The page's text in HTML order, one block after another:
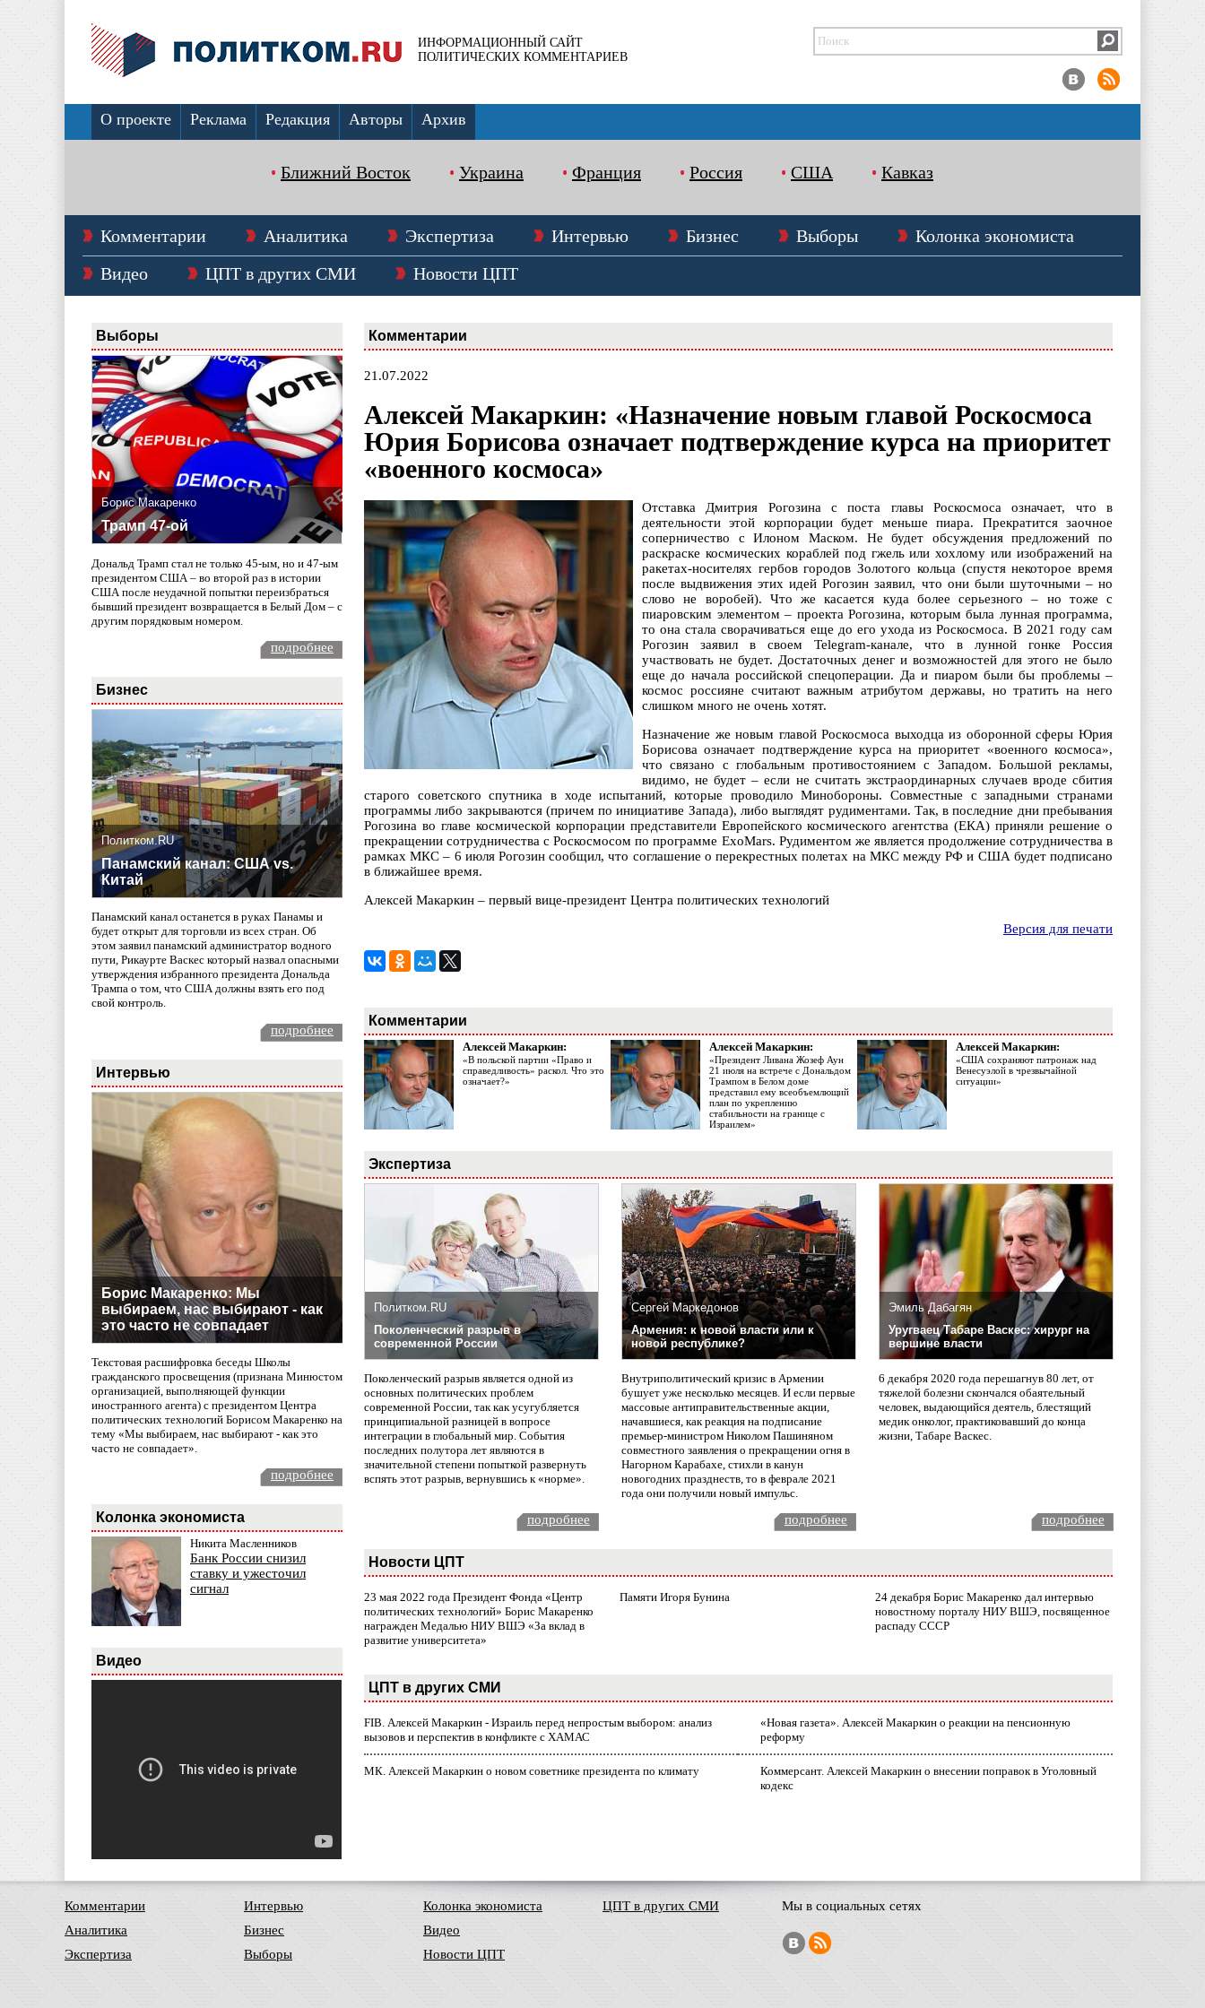
ИНФОРМАЦИОННЫЙ САЙТ
ПОЛИТИЧЕСКИХ КОММЕНТАРИЕВ
О проекте Реклама Редакция Авторы Архив
Ближний Восток Украина Франция Россия США Кавказ
Комментарии Аналитика Экспертиза Интервью Бизнес Выборы
Колонка экономиста
Видео
ЦПТ в других СМИ Новости ЦПТ
Выборы
Борис Макаренко
Трамп 47-ой
Дональд Трамп стал не только 45-ым, но и 47-ым
президентом США – во второй раз в истории
США после неудачной попытки переизбраться
бывший президент возвращается в Белый Дом – с
другим порядковым номером.
подробнее
Бизнес
Политком.RU
Панамский канал: США vs.
Китай
Панамский канал останется в руках Панамы и
будет открыт для торговли из всех стран. Об
этом заявил панамский администратор водного
пути, Рикаурте Васкес который назвал опасными
утверждения избранного президента Дональда
Трампа о том, что США должны взять его под
свой контроль.
подробнее
Интервью
Борис Макаренко: Мы
выбираем, нас выбирают - как
это часто не совпадает
Текстовая расшифровка беседы Школы
гражданского просвещения (признана Минюстом
организацией, выполняющей функции
иностранного агента) с президентом Центра
политических технологий Борисом Макаренко на
тему «Мы выбираем, нас выбирают - как это
часто не совпадает».
подробнее
Колонка экономиста
Никита Масленников
Банк России снизил
ставку и ужесточил
сигнал
Видео
Комментарии
21.07.2022
Алексей Макаркин: «Назначение новым главой Роскосмоса
Юрия Борисова означает подтверждение курса на приоритет
«военного космоса»
Отставка Дмитрия Рогозина с поста главы Роскосмоса означает, что в
деятельности этой корпорации будет меньше пиара. Прекратится заочное
соперничество с Илоном Маском. Не будет обсуждения предложений по
раскраске космических кораблей под гжель или хохлому или изображений на
ракетах-носителях гербов городов Золотого кольца (спустя некоторое время
после выдвижения этих идей Рогозин заявил, что они были шуточными – но
слово не воробей). Что же касается куда более серьезного – но тоже с
пиаровским элементом – проекта Рогозина, которым была лунная программа,
то она стала сворачиваться еще до его ухода из Роскосмоса. В 2021 году сам
Рогозин заявил в своем Telegram-канале, что в лунной гонке Россия
участвовать не будет. Достаточных денег и возможностей для этого не было
еще до начала российской спецоперации. Да и пиаром были бы проблемы –
космос россияне считают важным атрибутом державы, но тратить на него
слишком много не очень хотят.
Назначение же новым главой Роскосмоса выходца из оборонной сферы Юрия
Борисова означает подтверждение курса на приоритет «военного космоса»,
что связано с глобальным противостоянием с Западом. Большой рекламы,
видимо, не будет – если не считать экстраординарных случаев вроде сбития
старого советского спутника в ходе испытаний, которые проводило Минобороны. Совместные с западными странами
программы либо закрываются (причем по инициативе Запада), либо выглядят рудиментами. Так, в последние дни пребывания
Рогозина во главе космической корпорации представители Европейского космического агентства (ЕКА) приняли решение о
прекращении сотрудничества с Роскосмосом по программе ExoMars. Рудиментом же является продолжение сотрудничества в
рамках МКС – 6 июля Рогозин сообщил, что соглашение о перекрестных полетах на МКС между РФ и США будет подписано
в ближайшее время.
Алексей Макаркин – первый вице-президент Центра политических технологий
Версия для печати
Комментарии
Алексей Макаркин:
«В польской партии «Право и
справедливость» раскол. Что это
означает?»
Алексей Макаркин:
«Президент Ливана Жозеф Аун
21 июля на встрече с Дональдом
Трампом в Белом доме
представил ему всеобъемлющий
план по укреплению
стабильности на границе с
Израилем»
Алексей Макаркин:
«США сохраняют патронаж над
Венесуэлой в чрезвычайной
ситуации»
Экспертиза
Политком.RU
Поколенческий разрыв в
современной России
Поколенческий разрыв является одной из
основных политических проблем
современной России, так как усугубляется
принципиальной разницей в вопросе
интеграции в глобальный мир. События
последних полутора лет являются в
значительной степени попыткой развернуть
вспять этот разрыв, вернувшись к «норме».
Сергей Маркедонов
Армения: к новой власти или к
новой республике?
Внутриполитический кризис в Армении
бушует уже несколько месяцев. И если первые
массовые антиправительственные акции,
начавшиеся, как реакция на подписание
премьер-министром Николом Пашиняном
совместного заявления о прекращении огня в
Нагорном Карабахе, стихли в канун
новогодних празднеств, то в феврале 2021
года они получили новый импульс.
Эмиль Дабагян
Уругваец Табаре Васкес: хирург на
вершине власти
6 декабря 2020 года перешагнув 80 лет, от
тяжелой болезни скончался обаятельный
человек, выдающийся деятель, блестящий
медик онколог, практиковавший до конца
жизни, Табаре Васкес.
подробнее подробнее подробнее
Новости ЦПТ
23 мая 2022 года Президент Фонда «Центр
политических технологий» Борис Макаренко
награжден Медалью НИУ ВШЭ «За вклад в
развитие университета»
Памяти Игоря Бунина
24 декабря Борис Макаренко дал интервью
новостному порталу НИУ ВШЭ, посвященное
распаду СССР
ЦПТ в других СМИ
FIB. Алексей Макаркин - Израиль перед непростым выбором: анализ
вызовов и перспектив в конфликте с ХАМАС
«Новая газета». Алексей Макаркин о реакции на пенсионную
реформу
МК. Алексей Макаркин о новом советнике президента по климату
Коммерсант. Алексей Макаркин о внесении поправок в Уголовный
кодекс
Комментарии
Аналитика
Экспертиза
Интервью
Бизнес
Выборы
Колонка экономиста
Видео
Новости ЦПТ
ЦПТ в других СМИ Мы в социальных сетях